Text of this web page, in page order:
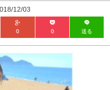
12/03
0 0 送る